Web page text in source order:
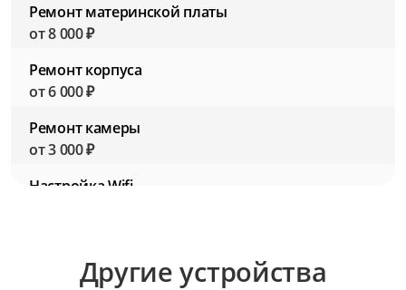
Ремонт материнской платы
от 8 000 ₽
Ремонт корпуса
от 6 000 ₽
Ремонт камеры
от 3 000 ₽
Настройка Wifi
от 2 500 ₽Другие устройства